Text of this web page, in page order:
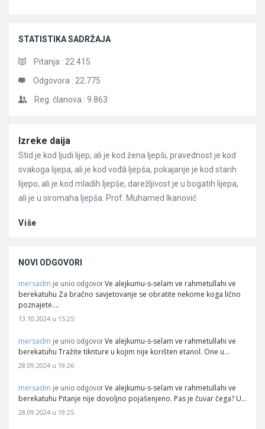
STATISTIKA SADRŽAJA
Pitanja : 22.415
Odgovora : 22.775
Reg. članova : 9.863
Članci
Izreke daija
Stid je kod ljudi lijep, ali je kod žena ljepši, pravednost je kod
svakoga lijepa, ali je kod vođâ ljepša, pokajanje je kod starih
lijepo, ali je kod mladih ljepše, darežljivost je u bogatih lijepa,
ali je u siromaha ljepša. Prof. Muhamed Ikanović
Više
NOVI ODGOVORI
mersadm je unio odgovor Ve alejkumu-s-selam ve rahmetullahi ve
berekatuhu Za bračno savjetovanje se obratite nekome koga lično
poznajete.…
13.10.2024 u 15:25
mersadm je unio odgovor Ve alejkumu-s-selam ve rahmetullahi ve
berekatuhu Tražite tiknture u kojim nije korišten etanol. One u…
28.09.2024 u 19:26
mersadm je unio odgovor Ve alejkumu-s-selam ve rahmetullahi ve
berekatuhu Pitanje nije dovoljno pojašenjeno. Pas je čuvar čega? U…
28.09.2024 u 19:25